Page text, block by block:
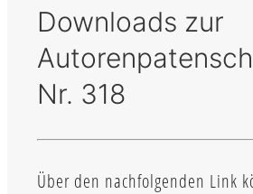
Downloads zur
Nr. 318
Über den nachfolgenden Link